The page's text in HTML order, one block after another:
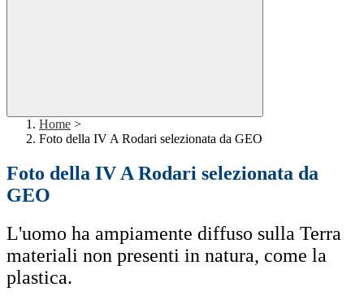
Home >
Foto della IV A Rodari selezionata da GEO
Foto della IV A Rodari selezionata da
GEO
L'uomo ha ampiamente diffuso sulla Terra
materiali non presenti in natura, come la
plastica.